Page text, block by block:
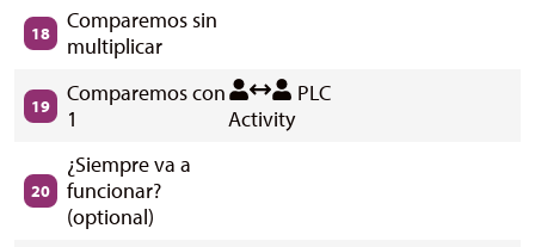
18
Comparemos sin
multiplicar
19
Comparemos con
1
PLC
Activity
20
¿Siempre va a
funcionar?
(optional)